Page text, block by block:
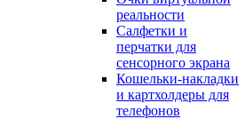
реальности
Салфетки и
перчатки для
сенсорного экрана
Кошельки-накладки
и картхолдеры для
телефонов